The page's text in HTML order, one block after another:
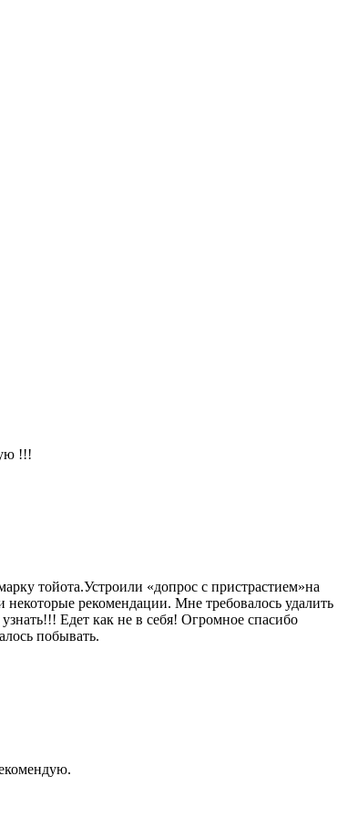
!!!
тойота.Устроили «допрос с пристрастием»на
рекомендации. Мне требовалось удалить
Едет как не в себя! Огромное спасибо
побывать.